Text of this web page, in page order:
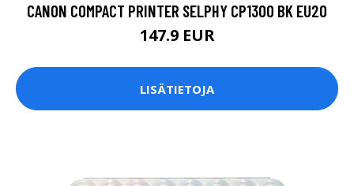
CANON COMPACT PRINTER SELPHY CP1300 BK EU20
147.9 EUR
LISÄTIETOJA